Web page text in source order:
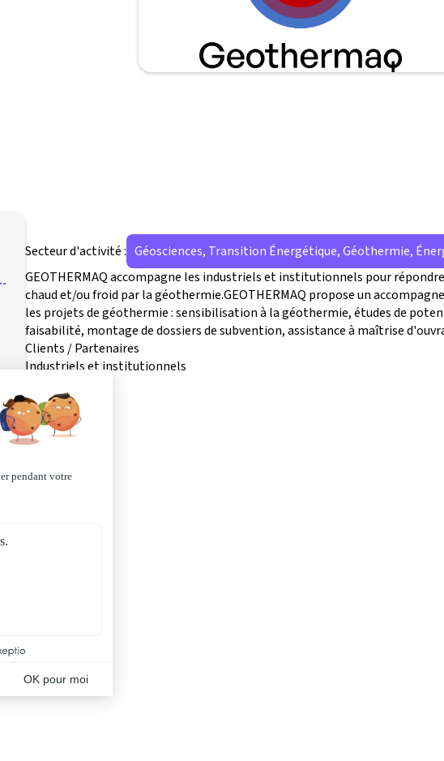
Secteur d'activité : Géosciences, Transition Énergétique, Géothermie,
GEOTHERMAQ accompagne les industriels et institutionnels pour
chaud et/ou froid par la géothermie.GEOTHERMAQ propose un
les projets de géothermie : sensibilisation à la géothermie, études de
faisabilité, montage de dossiers de subvention, assistance à maîtrise
Clients / Partenaires
Industriels et institutionnels